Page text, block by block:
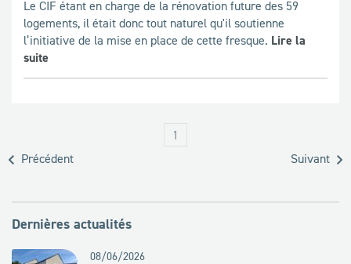
Le CIF étant en charge de la rénovation future des 59
logements, il était donc tout naturel qu'il soutienne
l’initiative de la mise en place de cette fresque. Lire la
suite
Précédent
1
Suivant
Dernières actualités
08/06/2026